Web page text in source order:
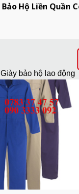
Hộ Liền Quần
Giày bảo hộ lao động